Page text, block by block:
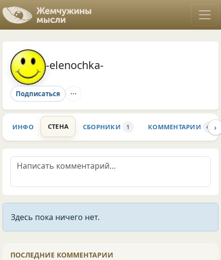
-elenochka-
Подписаться
ИНФО СТЕНА СБОРНИКИ 1 КОММЕНТАРИИ 47 ›
Здесь пока ничего нет.
ПОСЛЕДНИЕ КОММЕНТАРИИ